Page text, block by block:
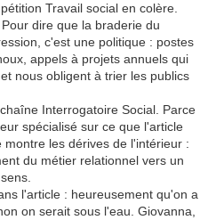
Travail social en colère.
dire que la braderie du
c'est une politique : postes
appels à projets annuels qui
nous obligent à trier les publics
Interrogatoire Social. Parce
spécialisé sur ce que l'article
les dérives de l'intérieur :
du métier relationnel vers un
l'article : heureusement qu'on a
on serait sous l'eau. Giovanna,